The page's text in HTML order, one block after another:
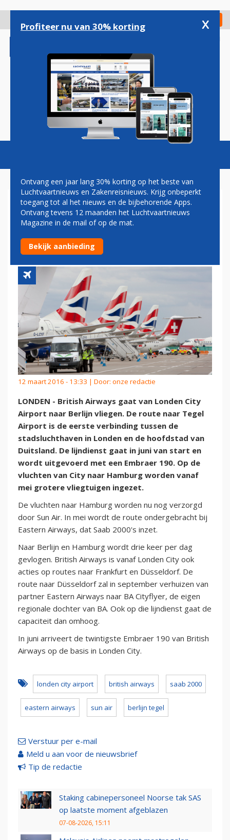
gaan
Check in
Magazine Podcasts Vacatures
BA VERHOOGT CAPACITEIT
TUSSEN LONDEN CITY EN
DUITSLAND
12 maart 2016 - 13:33 | Door: onze redactie
LONDEN - British Airways gaat van Londen City
Airport naar Berlijn vliegen. De route naar Tegel
Airport is de eerste verbinding tussen de
stadsluchthaven in Londen en de hoofdstad van
Duitsland. De lijndienst gaat in juni van start en
wordt uitgevoerd met een Embraer 190. Op de
vluchten van City naar Hamburg worden vanaf
mei grotere vliegtuigen ingezet.
De vluchten naar Hamburg worden nu nog verzorgd
door Sun Air. In mei wordt de route ondergebracht bij
Eastern Airways, dat Saab 2000's inzet.
Naar Berlijn en Hamburg wordt drie keer per dag
gevlogen. British Airways is vanaf Londen City ook
acties op routes naar Frankfurt en Düsseldorf. De
route naar Düsseldorf zal in september verhuizen van
partner Eastern Airways naar BA Cityflyer, de eigen
regionale dochter van BA. Ook op die lijndienst gaat de
capaciteit dan omhoog.
In juni arriveert de twintigste Embraer 190 van British
Airways op de basis in Londen City.
londen city airport british airways saab 2000
eastern airways sun air berlijn tegel
Verstuur per e-mail
Meld u aan voor de nieuwsbrief
Tip de redactie
Staking cabinepersoneel Noorse tak SAS
op laatste moment afgeblazen
07-08-2026, 15:11
Profiteer nu van 30% korting x
Ontvang een jaar lang 30% korting op het beste van
Luchtvaartnieuws en Zakenreisnieuws. Krijg onbeperkt
toegang tot al het nieuws en de bijbehorende Apps.
Ontvang tevens 12 maanden het Luchtvaartnieuws
Magazine in de mail of op de mat.
Bekijk aanbieding